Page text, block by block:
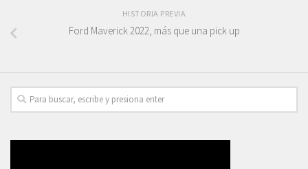
HISTORIA PREVIA
Ford Maverick 2022, más que una pick up